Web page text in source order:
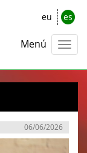
eu es
Menú
06/06/2026